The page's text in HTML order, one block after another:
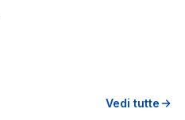
Vedi tutte